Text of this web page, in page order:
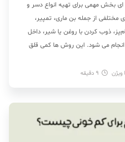
بخش مهمی برای تهیه انواع دسر و
از جمله بن ماری، تمپیر،
ذوب کردن با روغن یا شیر، داخل
می شود. این روش ها کمی قلق
ویژن 9 دقیقه